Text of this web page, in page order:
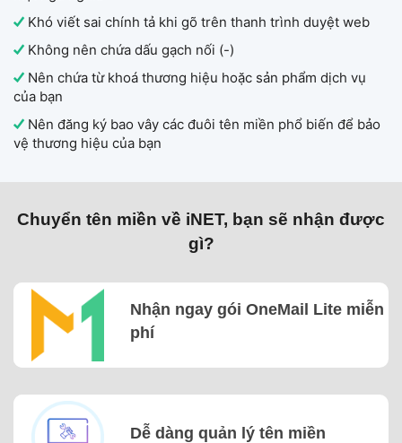
Khó viết sai chính tả khi gõ trên thanh trình duyệt web
Không nên chứa dấu gạch nối (-)
Nên chứa từ khoá thương hiệu hoặc sản phẩm dịch vụ
của bạn
Nên đăng ký bao vây các đuôi tên miền phổ biến để bảo
vệ thương hiệu của bạn
Chuyển tên miền về iNET, bạn sẽ nhận được
gì?
Nhận ngay gói OneMail Lite miễn
phí
Dễ dàng quản lý tên miền